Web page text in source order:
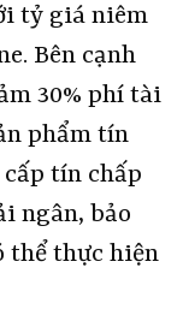
tỷ giá niêm
Bên cạnh
30% phí tài
phẩm tín
tín chấp
ngân, bảo
thể thực hiện